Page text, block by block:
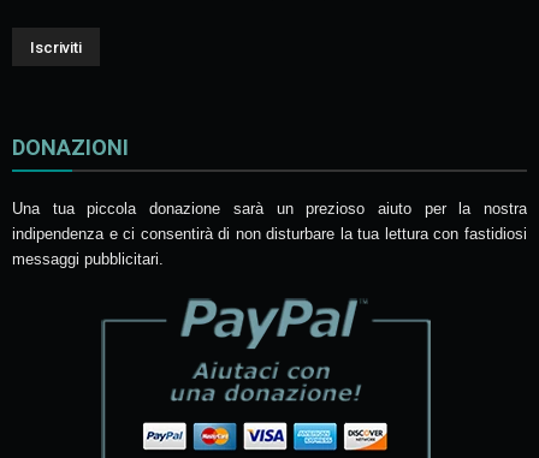
DONAZIONI
Una tua piccola donazione sarà un prezioso aiuto per la nostra
indipendenza e ci consentirà di non disturbare la tua lettura con fastidiosi
messaggi pubblicitari.